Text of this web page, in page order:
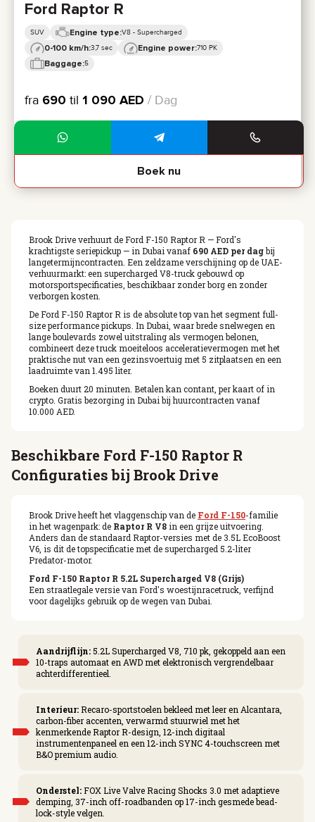
Ford Raptor R
SUV Engine type:V8 - Supercharged
0-100 km/h:3,7 sec Engine power:710 PK
Baggage:5
fra 690 til 1 090 AED / Dag
Boek nu
Brook Drive verhuurt de Ford F-150 Raptor R — Ford's
krachtigste seriepickup — in Dubai vanaf 690 AED per dagbij
langetermijncontracten. Een zeldzame verschijning op de UAE-
verhuurmarkt: een supercharged V8-truck gebouwd op
motorsportspecificaties, beschikbaar zonder borg en zonder
verborgen kosten.
De Ford F-150 Raptor R is de absolute top van het segment full-
size performance pickups. In Dubai, waar brede snelwegen en
lange boulevards zowel uitstraling als vermogen belonen,
combineert deze truck moeiteloos acceleratievermogen met het
praktische nut van een gezinsvoertuig met 5 zitplaatsen en een
laadruimte van 1.495 liter.
Boeken duurt 20 minuten. Betalen kan contant, per kaart of in
crypto. Gratis bezorging in Dubai bij huurcontracten vanaf
10.000 AED.
Beschikbare Ford F-150 Raptor R
Configuraties bij Brook Drive
Brook Drive heeft het vlaggenschip van de Ford F-150-familie
in het wagenpark: de Raptor R V8 in een grijze uitvoering.
Anders dan de standaard Raptor-versies met de 3.5L EcoBoost
V6, is dit de topspecificatie met de supercharged 5.2-liter
Predator-motor.
Ford F-150 Raptor R 5.2L Supercharged V8 (Grijs)
Een straatlegale versie van Ford's woestijnracetruck, verfijnd
voor dagelijks gebruik op de wegen van Dubai.
Aandrijflijn: 5.2L Supercharged V8, 710 pk, gekoppeld aan een
10-traps automaat en AWD met elektronisch vergrendelbaar
achterdifferentieel.
Interieur:Recaro-sportstoelen bekleed met leer en Alcantara,
carbon-fiber accenten, verwarmd stuurwiel met het
kenmerkende Raptor R-design, 12-inch digitaal
instrumentenpaneel en een 12-inch SYNC 4-touchscreen met
B&O premium audio.
Onderstel:FOX Live Valve Racing Shocks 3.0 met adaptieve
demping, 37-inch off-roadbanden op 17-inch gesmede bead-
lock-style velgen.